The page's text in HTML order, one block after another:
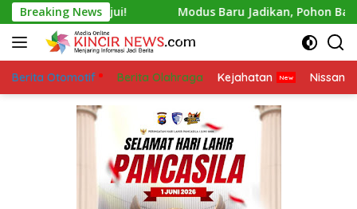
Skip
to
content
Breaking News
Disetujui! Modus Baru Jadikan, Pohon Bambu
Berita Otomotif Berita Olahraga Kejahatan Nissan